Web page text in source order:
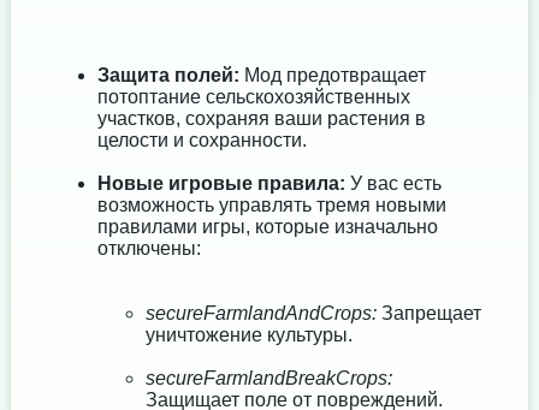
Защита полей: Мод предотвращает
потоптание сельскохозяйственных
участков, сохраняя ваши растения в
целости и сохранности.
Новые игровые правила: У вас есть
возможность управлять тремя новыми
правилами игры, которые изначально
отключены:
secureFarmlandAndCrops: Запрещает
уничтожение культуры.
secureFarmlandBreakCrops:
Защищает поле от повреждений.